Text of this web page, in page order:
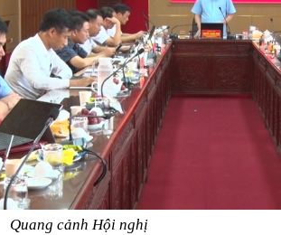
Quang cảnh Hội nghị